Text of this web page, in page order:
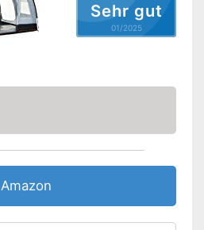
Hochwertiges Moskitonetz
inklusive
Sehr gut
01/2025
Amazon